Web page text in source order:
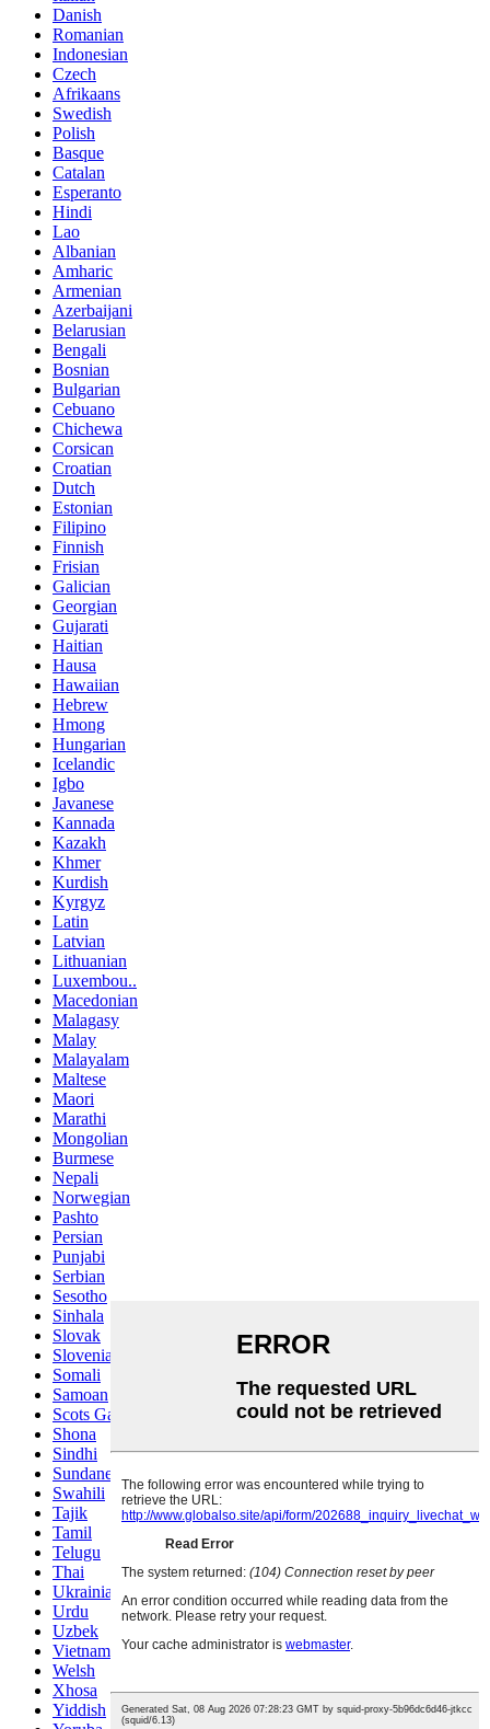
Danish
Romanian
Indonesian
Czech
Afrikaans
Swedish
Polish
Basque
Catalan
Esperanto
Hindi
Lao
Albanian
Amharic
Armenian
Azerbaijani
Belarusian
Bengali
Bosnian
Bulgarian
Cebuano
Chichewa
Corsican
Croatian
Dutch
Estonian
Filipino
Finnish
Frisian
Galician
Georgian
Gujarati
Haitian
Hausa
Hawaiian
Hebrew
Hmong
Hungarian
Icelandic
Igbo
Javanese
Kannada
Kazakh
Khmer
Kurdish
Kyrgyz
Latin
Latvian
Lithuanian
Luxembou..
Macedonian
Malagasy
Malay
Malayalam
Maltese
Maori
Marathi
Mongolian
Burmese
Nepali
Norwegian
Pashto
Persian
Punjabi
Serbian
Sesotho
Sinhala
Slovak
Slovenian
Somali
Samoan
Scots Gaelic
Shona
Sindhi
Sundanese
Swahili
Tajik
Tamil
Telugu
Thai
Ukrainian
Urdu
Uzbek
Vietnamese
Welsh
Xhosa
Yiddish